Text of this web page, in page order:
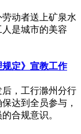
动者送上矿泉水
是城市的美容
定》宣教工作
，工行滁州分行
达到全员参与，
合规意识。